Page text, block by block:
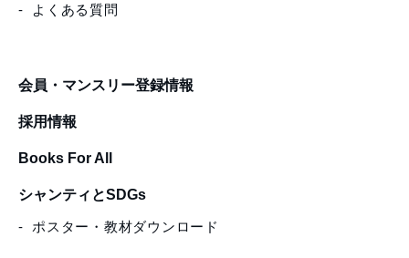
よくある質問
会員・マンスリー登録情報
採用情報
Books For All
シャンティとSDGs
ポスター・教材ダウンロード